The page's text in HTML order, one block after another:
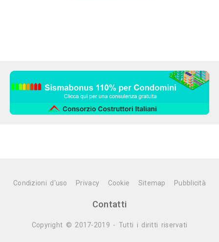
Condizioni d'uso Privacy Cookie Sitemap Pubblicità
Contatti
Copyright © 2017-2019 - Tutti i diritti riservati